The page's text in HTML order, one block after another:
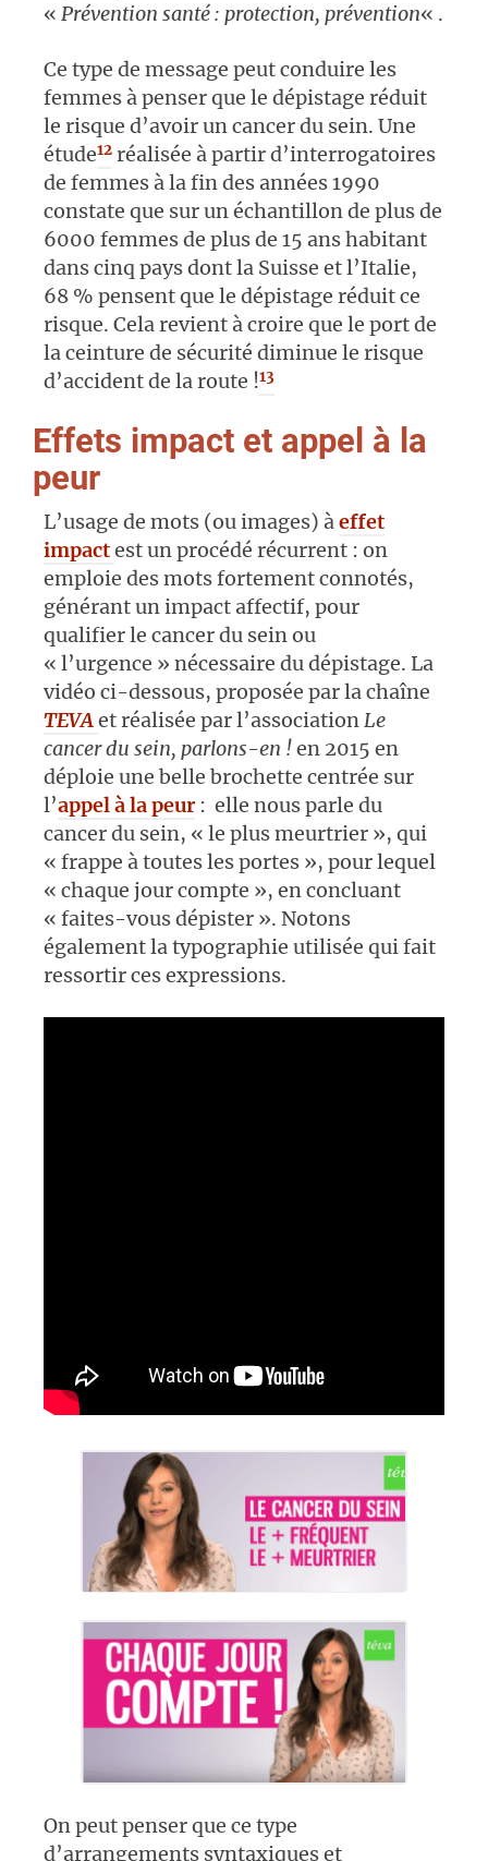
« Prévention santé : protection, prévention« .
Ce type de message peut conduire les
femmes à penser que le dépistage réduit
le risque d’avoir un cancer du sein. Une
étude12 réalisée à partir d’interrogatoires
de femmes à la fin des années 1990
constate que sur un échantillon de plus de
6000 femmes de plus de 15 ans habitant
dans cinq pays dont la Suisse et l’Italie,
68 % pensent que le dépistage réduit ce
risque. Cela revient à croire que le port de
la ceinture de sécurité diminue le risque
d’accident de la route !13
Effets impact et appel à la
peur
L’usage de mots (ou images) àeffet
impactest un procédé récurrent : on
emploie des mots fortement connotés,
générant un impact affectif, pour
qualifier le cancer du sein ou
« l’urgence » nécessaire du dépistage. La
vidéo ci-dessous, proposée par la chaîne
TEVAet réalisée par l’associationLe
cancer du sein, parlons-en !en 2015 en
déploie une belle brochette centrée sur
l’appel à la peur: elle nous parle du
cancer du sein, « le plus meurtrier », qui
« frappe à toutes les portes », pour lequel
« chaque jour compte », en concluant
« faites-vous dépister ». Notons
également la typographie utilisée qui fait
ressortir ces expressions.
On peut penser que ce type
d’arrangements syntaxiques et